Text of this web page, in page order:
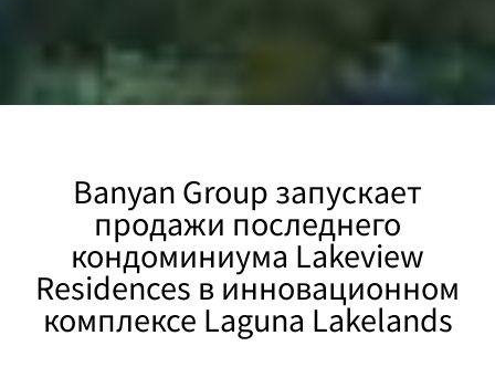
Banyan Group запускает
продажи последнего
кондоминиума Lakeview
Residences в инновационном
комплексе Laguna Lakelands